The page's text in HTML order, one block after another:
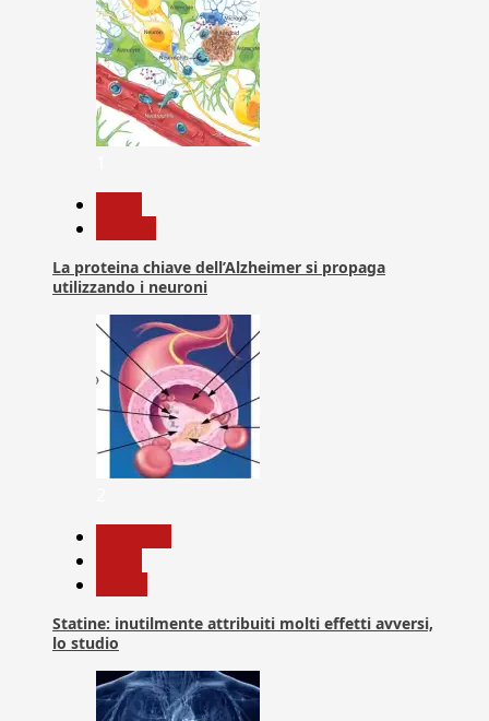
La proteina chiave dell’Alzheimer si propaga
utilizzando i neuroni
Statine: inutilmente attribuiti molti effetti avversi,
lo studio